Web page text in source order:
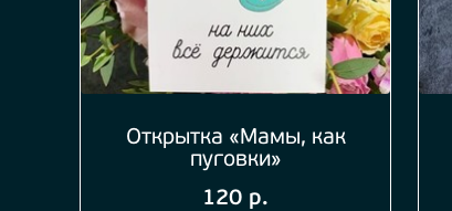
Открытка «Мамы, как
пуговки»
120 р.